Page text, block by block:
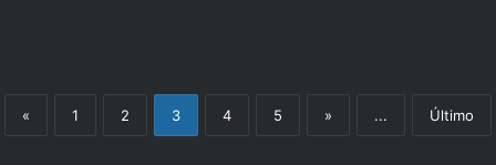
« 1 2 3 4 5 » ... Último